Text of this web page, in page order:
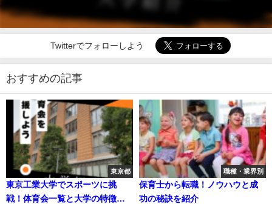
Twitterでフォローしよう
おすすめの記事
東京都
東京工業大学でスポーツに挑
戦！体育会一覧と大学の特徴を
職種・業界別
保育士から転職！ノウハウと成
功の秘訣を紹介